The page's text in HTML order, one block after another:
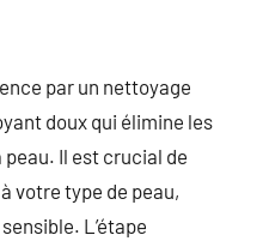
par un nettoyage
doux qui élimine les
Il est crucial de
votre type de peau,
L’étape